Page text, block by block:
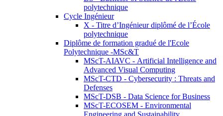
polytechnique
Cycle Ingénieur
X - Titre d’Ingénieur diplômé de l’École
polytechnique
Diplôme de formation gradué de l'Ecole
Polytechnique -MSc&T
MScT-AIAVC - Artificial Intelligence and
Advanced Visual Computing
MScT-CTD - Cybersecurity : Threats and
Defenses
MScT-DSB - Data Science for Business
MScT-ECOSEM - Environmental
Engineering and Sustainability